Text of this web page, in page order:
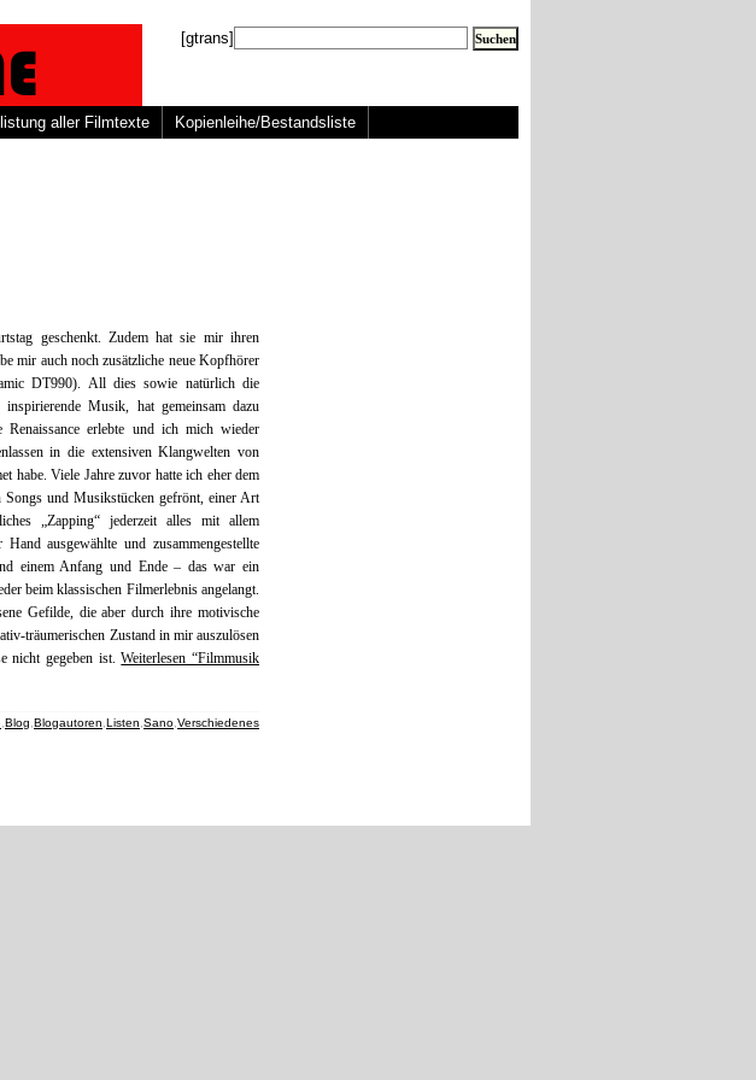
[gtrans]
aller Filmtexte Kopienleihe/Bestandsliste
geschenkt. Zudem hat sie mir ihren
mir auch noch zusätzliche neue Kopfhörer
DT990). All dies sowie natürlich die
Musik, hat gemeinsam dazu
Renaissance erlebte und ich mich wieder
in die extensiven Klangwelten von
habe. Viele Jahre zuvor hatte ich eher dem
Songs und Musikstücken gefrönt, einer Art
„Zapping“ jederzeit alles mit allem
ausgewählte und zusammengestellte
einem Anfang und Ende – das war ein
beim klassischen Filmerlebnis angelangt.
Gefilde, die aber durch ihre motivische
träumerischen Zustand in mir auszulösen
nicht gegeben ist.Weiterlesen “Filmmusik
Blog Blogautoren Listen Sano Verschiedenes